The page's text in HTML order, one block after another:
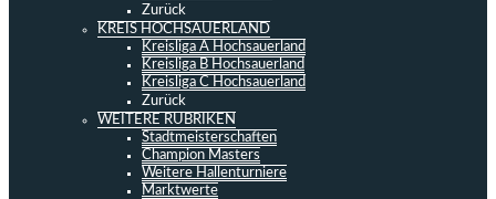
Zurück
KREIS HOCHSAUERLAND
Kreisliga A Hochsauerland
Kreisliga B Hochsauerland
Kreisliga C Hochsauerland
Zurück
WEITERE RUBRIKEN
Stadtmeisterschaften
Champion Masters
Weitere Hallenturniere
Marktwerte